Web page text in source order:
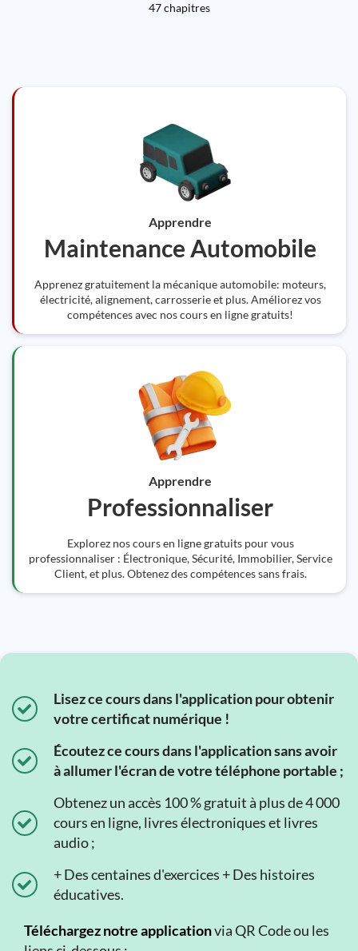
47 chapitres
Apprendre
Maintenance Automobile
Apprenez gratuitement la mécanique automobile: moteurs,
électricité, alignement, carrosserie et plus. Améliorez vos
compétences avec nos cours en ligne gratuits!
Apprendre
Professionnaliser
Explorez nos cours en ligne gratuits pour vous
professionnaliser : Électronique, Sécurité, Immobilier, Service
Client, et plus. Obtenez des compétences sans frais.
Lisez ce cours dans l'application pour obtenir
votre certificat numérique !
Écoutez ce cours dans l'application sans avoir
à allumer l'écran de votre téléphone portable ;
Obtenez un accès 100 % gratuit à plus de 4 000
cours en ligne, livres électroniques et livres
audio ;
+ Des centaines d'exercices + Des histoires
éducatives.
Téléchargez notre applicationvia QR Code ou les